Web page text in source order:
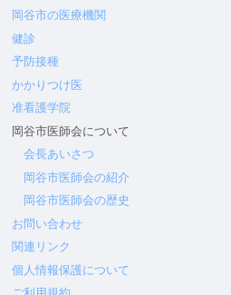
岡谷市の医療機関
健診
予防接種
かかりつけ医
准看護学院
岡谷市医師会について
会長あいさつ
岡谷市医師会の紹介
岡谷市医師会の歴史
お問い合わせ
関連リンク
個人情報保護について